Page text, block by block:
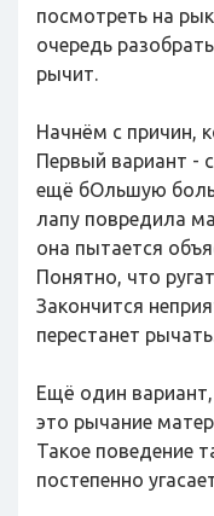
посмотреть на
очередь
рычит.
Начнём с причин,
Первый вариант -
ещё бОльшую боль
лапу повредила
она пытается
Понятно, что
Закончится
перестанет рычать.
Ещё один
это рычание
Такое поведение
постепенно